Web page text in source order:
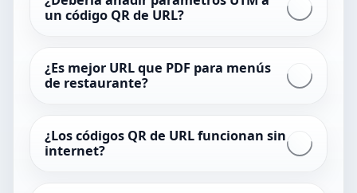
un código QR de URL?
¿Es mejor URL que PDF para menús
de restaurante?
¿Los códigos QR de URL funcionan sin
internet?